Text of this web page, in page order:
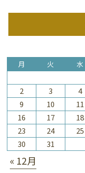
月 火 水
2
3 4
9
10 11
16
17 18
23
24 25
30
31
« 12月